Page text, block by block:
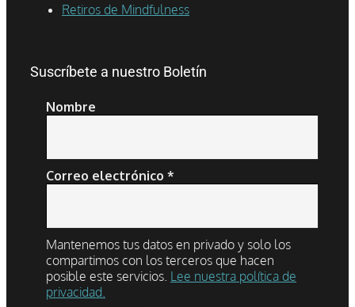
Retiros de Mindfulness
Suscríbete a nuestro Boletín
Nombre
Correo electrónico *
Mantenemos tus datos en privado y solo los
compartimos con los terceros que hacen
posible este servicios. Lee nuestra política de
privacidad.